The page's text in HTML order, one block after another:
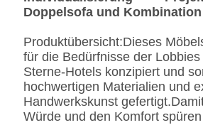
Doppelsofa und Kombination
Produktübersicht:Dieses
für die Bedürfnisse der
Sterne-Hotels konzipiert und
hochwertigen Materialien und
Handwerkskunst
Würde und den Komfort